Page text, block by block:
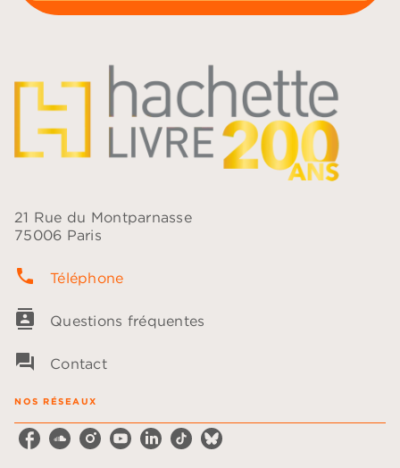
21 Rue du Montparnasse
75006 Paris
phone Téléphone
contacts Questions fréquentes
question_answer Contact
NOS RÉSEAUX